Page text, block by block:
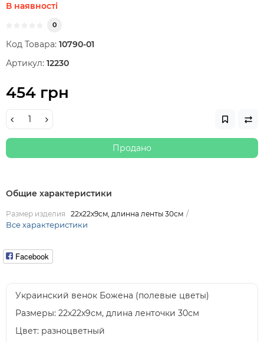
В наявності
0
Код Товара: 10790-01
Артикул: 12230
454 грн
Продано
Общие характеристики
Размер изделия 22х22х9см, длинна ленты 30см
Все характеристики
Facebook
Украинский венок Божена (полевые цветы)
Размеры: 22х22х9см, длина ленточки 30см
Цвет: разноцветный